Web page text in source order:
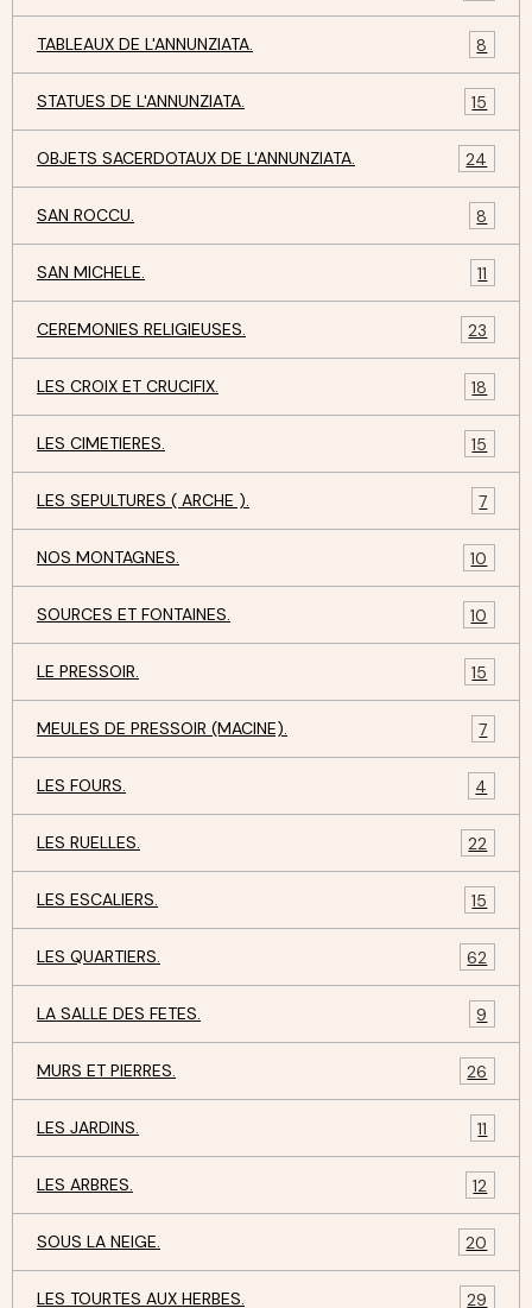
TABLEAUX DE L'ANNUNZIATA. 8
STATUES DE L'ANNUNZIATA. 15
OBJETS SACERDOTAUX DE L'ANNUNZIATA. 24
SAN ROCCU. 8
SAN MICHELE. 11
CEREMONIES RELIGIEUSES. 23
LES CROIX ET CRUCIFIX. 18
LES CIMETIERES. 15
LES SEPULTURES ( ARCHE ). 7
NOS MONTAGNES. 10
SOURCES ET FONTAINES. 10
LE PRESSOIR. 15
MEULES DE PRESSOIR (MACINE). 7
LES FOURS. 4
LES RUELLES. 22
LES ESCALIERS. 15
LES QUARTIERS. 62
LA SALLE DES FETES. 9
MURS ET PIERRES. 26
LES JARDINS. 11
LES ARBRES. 12
SOUS LA NEIGE. 20
LES TOURTES AUX HERBES. 29